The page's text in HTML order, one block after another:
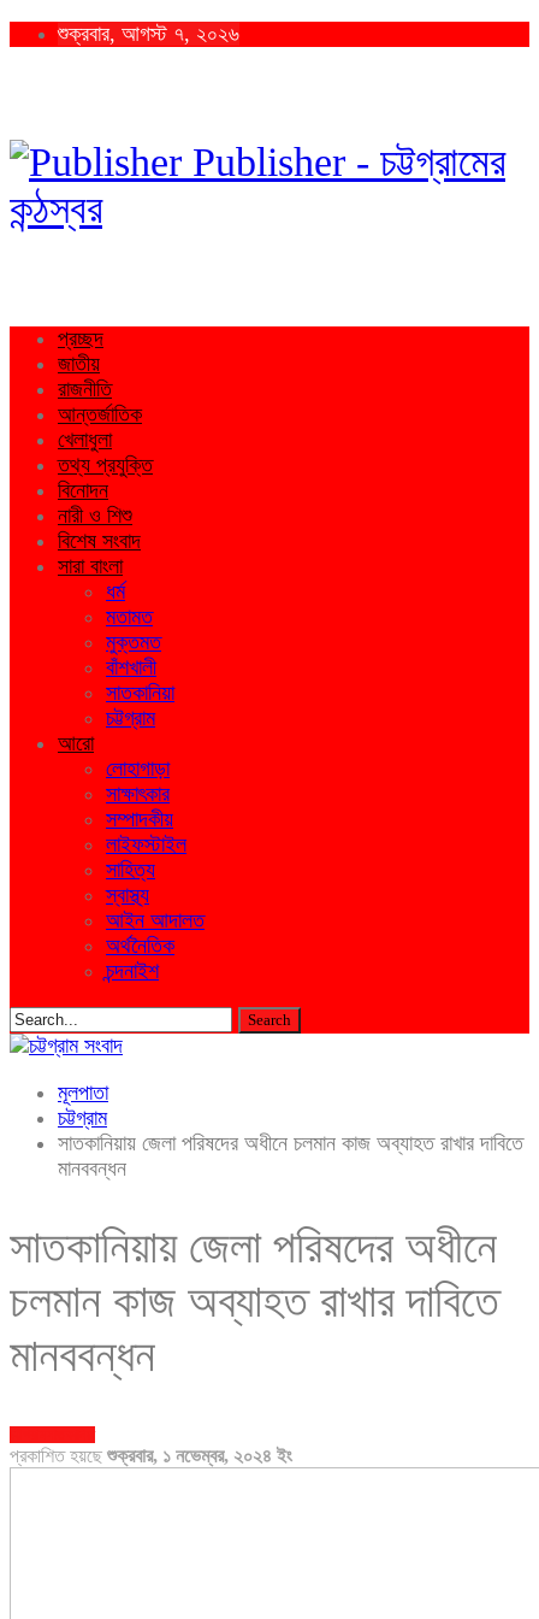
শুক্রবার, আগস্ট ৭, ২০২৬
Publisher - চট্টগ্রামের
কন্ঠস্বর
প্রচ্ছদ
জাতীয়
রাজনীতি
আন্তর্জাতিক
খেলাধুলা
তথ্য প্রযুক্তি
বিনোদন
নারী ও শিশু
বিশেষ সংবাদ
সারা বাংলা
ধর্ম
মতামত
মুক্তমত
বাঁশখালী
সাতকানিয়া
চট্টগ্রাম
আরো
লোহাগাড়া
সাক্ষাৎকার
সম্পাদকীয়
লাইফস্টাইল
সাহিত্য
স্বাস্থ্য
আইন আদালত
অর্থনৈতিক
চন্দনাইশ
মূলপাতা
চট্টগ্রাম
সাতকানিয়ায় জেলা পরিষদের অধীনে চলমান কাজ অব্যাহত রাখার দাবিতে
মানববন্ধন
সাতকানিয়ায় জেলা পরিষদের অধীনে
চলমান কাজ অব্যাহত রাখার দাবিতে
মানববন্ধন
প্রকাশিত হয়ছে শুক্রবার, ১ নভেম্বর, ২০২৪ ইং